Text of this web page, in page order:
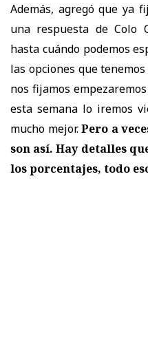
Además, agregó que ya
una respuesta de Colo
hasta cuándo podemos
las opciones que
nos fijamos
esta semana lo iremos
mucho mejor.Pero a
son así. Hay detalles
los porcentajes, todo